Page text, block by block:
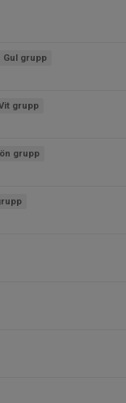
Gul grupp
grupp
grupp